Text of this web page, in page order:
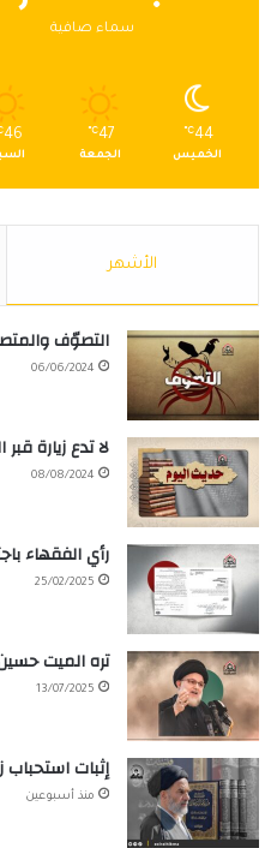
سماء صافية
44
℃
الخميس
47
℃
الجمعة
46
الأشهر
التصوّف
06/06/2024
لا تدع زيارة
08/08/2024
رأي الفقهاء
25/02/2025
تره الميت
13/07/2025
إثبات استحباب
منذ أسبوعين